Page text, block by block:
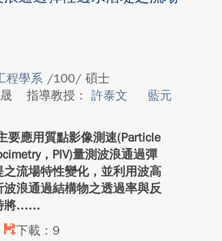
程學系 /100/ 碩士
指導教授： 許泰文
藍元
要應用質點影像測速(Particle
，PIV)量測波浪通過彈
之流場特性變化，並利用波高
波浪通過結構物之透過率與反
將...
下載：9